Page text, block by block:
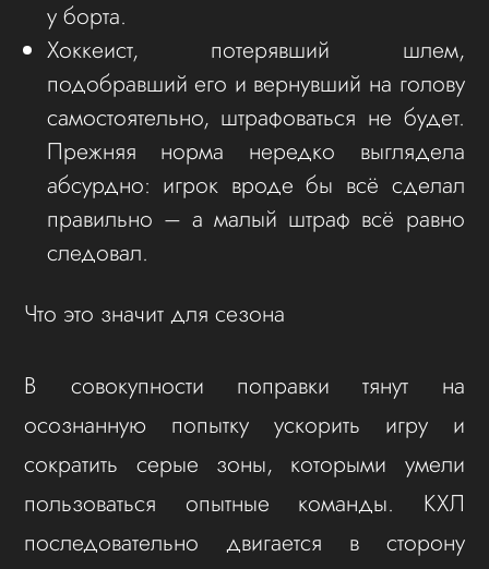
у борта.
Хоккеист, потерявший шлем,
подобравший его и вернувший на голову
самостоятельно, штрафоваться не будет.
Прежняя норма нередко выглядела
абсурдно: игрок вроде бы всё сделал
правильно – а малый штраф всё равно
следовал.
Что это значит для сезона
В совокупности поправки тянут на
осознанную попытку ускорить игру и
сократить серые зоны, которыми умели
пользоваться опытные команды. КХЛ
последовательно двигается в сторону